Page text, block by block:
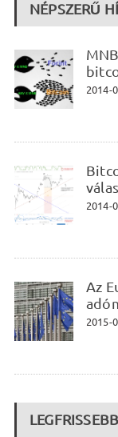
NÉPSZERŰ
2014-
2014-
Az
2015-